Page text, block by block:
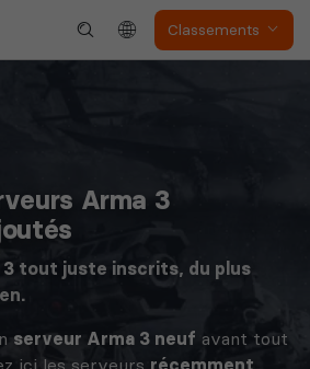
Classements
Arma 3
tout juste inscrits, du plus
serveur Arma 3 neuf avant tout